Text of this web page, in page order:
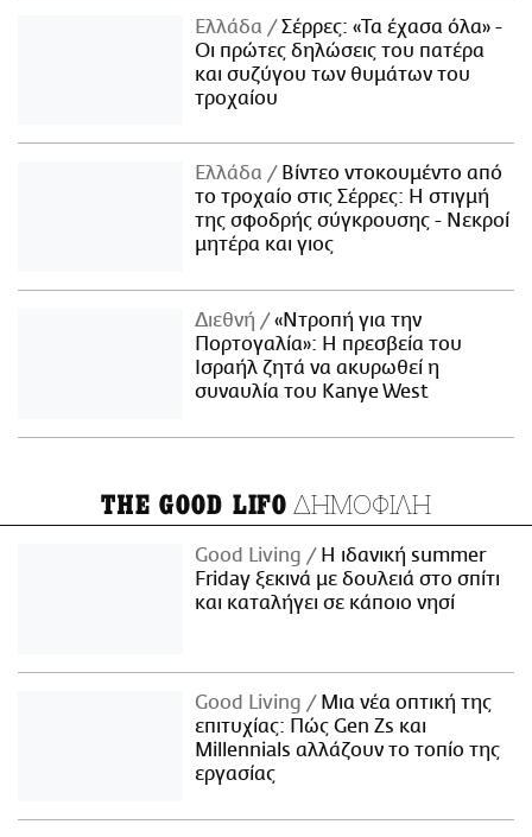
Ελλάδα
Σέρρες: «Τα έχασα όλα» -
Οι πρώτες δηλώσεις του πατέρα
και συζύγου των θυμάτων του
τροχαίου
Ελλάδα
Βίντεο ντοκουμέντο από
το τροχαίο στις Σέρρες: Η στιγμή
της σφοδρής σύγκρουσης - Νεκροί
μητέρα και γιος
Διεθνή
«Ντροπή για την
Πορτογαλία»: Η πρεσβεία του
Ισραήλ ζητά να ακυρωθεί η
συναυλία του Kanye West
THE GOOD LIFO ΔΗΜΟΦΙΛΗ
Good Living
Η ιδανική summer
Friday ξεκινά με δουλειά στο σπίτι
και καταλήγει σε κάποιο νησί
Good Living
Μια νέα οπτική της
επιτυχίας: Πώς Gen Zs και
Millennials αλλάζουν το τοπίο της
εργασίας